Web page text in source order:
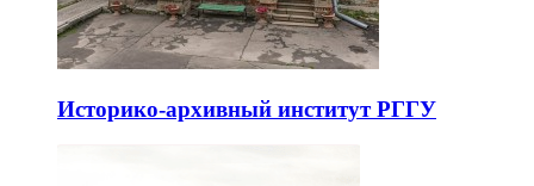
Историко-архивный институт РГГУ